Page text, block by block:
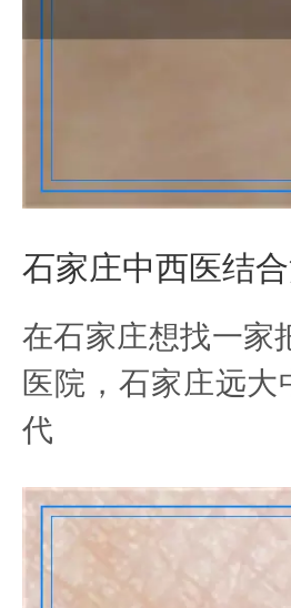
石家庄中西医结
在石家庄想找一家
医院，石家庄远
代